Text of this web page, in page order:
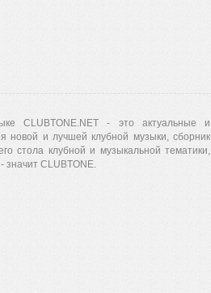
CLUBTONE.NET - это актуальные и
новой и лучшей клубной музыки, сборник
стола клубной и музыкальной тематики,
значит CLUBTONE.